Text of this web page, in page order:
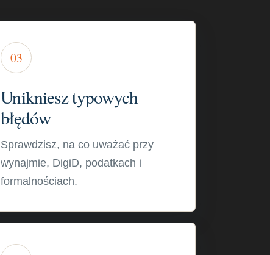
03
Unikniesz typowych
błędów
Sprawdzisz, na co uważać przy
wynajmie, DigiD, podatkach i
formalnościach.